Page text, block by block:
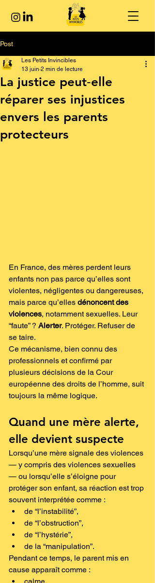
Post
La justice peut‑elle
réparer ses injustices
envers les parents
protecteurs
Les Petits Invincibles
13 juin 2 min de lecture
En France, des mères perdent leurs
enfants non pas parce qu’elles sont
violentes, négligentes ou dangereuses,
mais parce qu’elles dénoncent des
violences, notamment sexuelles. Leur
“faute” ? Alerter. Protéger. Refuser de
se taire.
Ce mécanisme, bien connu des
professionnels et confirmé par
plusieurs décisions de la Cour
européenne des droits de l’homme, suit
toujours la même logique.
Quand une mère alerte,
elle devient suspecte
Lorsqu’une mère signale des violences
— y compris des violences sexuelles
— ou lorsqu’elle s’éloigne pour
protéger son enfant, sa réaction est trop
souvent interprétée comme :
de “l’instabilité”,
de “l’obstruction”,
de “l’hystérie”,
de la “manipulation”.
Pendant ce temps, le parent mis en
cause apparaît comme :